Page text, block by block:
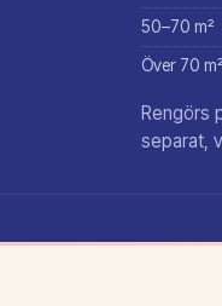
50–70 m²
Över 70 m²
Rengörs
separat,